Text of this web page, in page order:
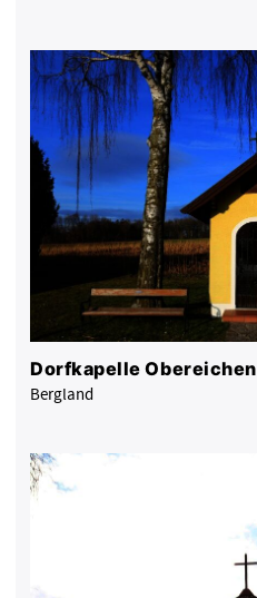
Dorfkapelle Obereichen
Bergland